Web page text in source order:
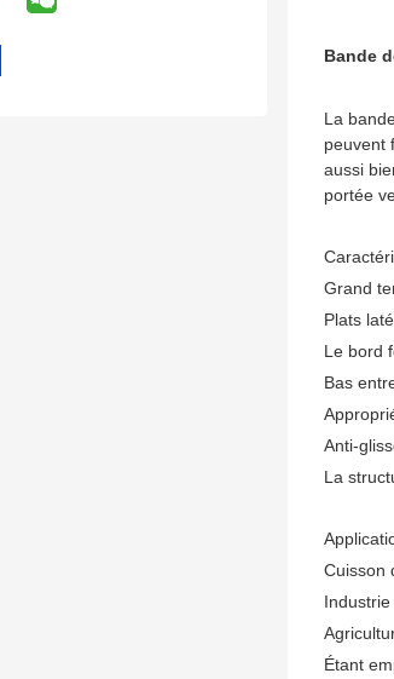
Bande
La
peuvent
aussi
portée
Grand
Plats
Le bord
Bas
Anti-
La
Cuisson
Étant